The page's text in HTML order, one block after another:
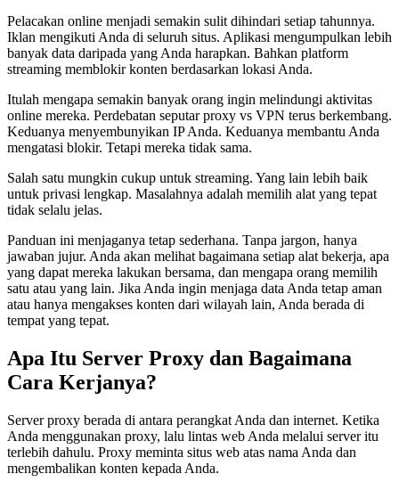
Pelacakan online menjadi semakin sulit dihindari setiap tahunnya.
Iklan mengikuti Anda di seluruh situs. Aplikasi mengumpulkan lebih
banyak data daripada yang Anda harapkan. Bahkan platform
streaming memblokir konten berdasarkan lokasi Anda.
Itulah mengapa semakin banyak orang ingin melindungi aktivitas
online mereka. Perdebatan seputar proxy vs VPN terus berkembang.
Keduanya menyembunyikan IP Anda. Keduanya membantu Anda
mengatasi blokir. Tetapi mereka tidak sama.
Salah satu mungkin cukup untuk streaming. Yang lain lebih baik
untuk privasi lengkap. Masalahnya adalah memilih alat yang tepat
tidak selalu jelas.
Panduan ini menjaganya tetap sederhana. Tanpa jargon, hanya
jawaban jujur. Anda akan melihat bagaimana setiap alat bekerja, apa
yang dapat mereka lakukan bersama, dan mengapa orang memilih
satu atau yang lain. Jika Anda ingin menjaga data Anda tetap aman
atau hanya mengakses konten dari wilayah lain, Anda berada di
tempat yang tepat.
Apa Itu Server Proxy dan Bagaimana
Cara Kerjanya?
Server proxy berada di antara perangkat Anda dan internet. Ketika
Anda menggunakan proxy, lalu lintas web Anda melalui server itu
terlebih dahulu. Proxy meminta situs web atas nama Anda dan
mengembalikan konten kepada Anda.